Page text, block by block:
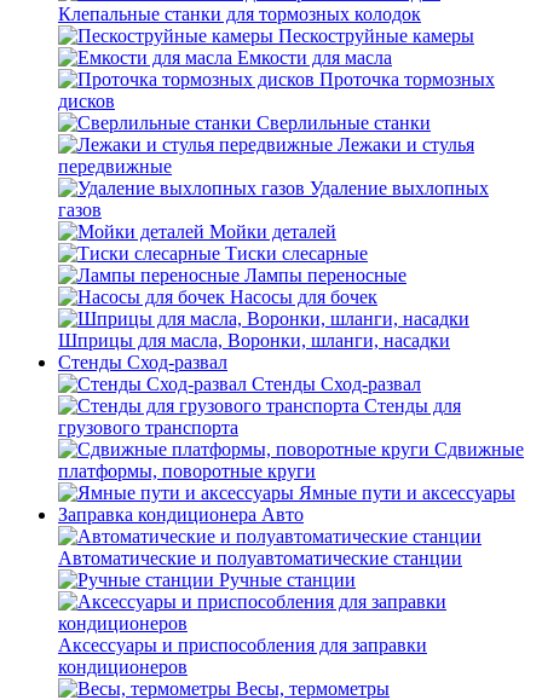
Клепальные станки для тормозных колодок
Пескоструйные камеры
Емкости для масла
Проточка тормозных
дисков
Сверлильные станки
Лежаки и стулья
передвижные
Удаление выхлопных
газов
Мойки деталей
Тиски слесарные
Лампы переносные
Насосы для бочек
Шприцы для масла, Воронки, шланги, насадки
Стенды Сход-развал
Стенды Сход-развал
Стенды для
грузового транспорта
Сдвижные
платформы, поворотные круги
Ямные пути и аксессуары
Заправка кондиционера Авто
Автоматические и полуавтоматические станции
Ручные станции
Аксессуары и приспособления для заправки
кондиционеров
Весы, термометры